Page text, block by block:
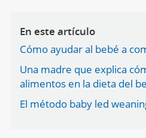
En este artículo
Cómo ayudar al bebé a
Una madre que explica
alimentos en la dieta del
El método baby led